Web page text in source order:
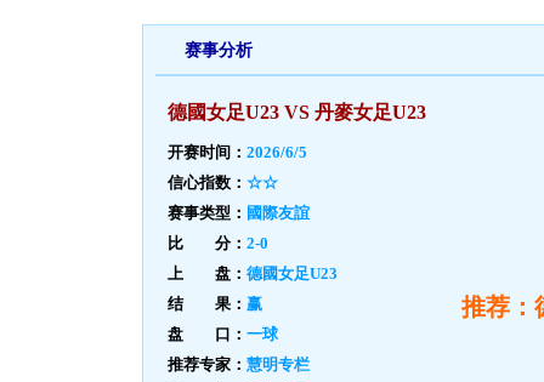
赛事分析
德國女足U23 VS 丹麥女足U23
开赛时间： 2026/6/5
信心指数： ☆☆
赛事类型： 國際友誼
比 分： 2-0
上 盘： 德國女足U23
结 果： 赢
盘 口： 一球
推荐专家： 慧明专栏
推荐：